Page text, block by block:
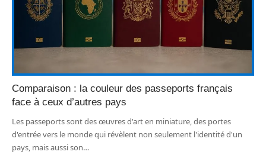
Comparaison : la couleur des passeports français
face à ceux d’autres pays
Les passeports sont des œuvres d'art en miniature, des portes
d'entrée vers le monde qui révèlent non seulement l'identité d'un
pays, mais aussi son…